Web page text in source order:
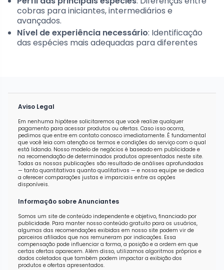
cobras para iniciantes, intermediários e
avançados.
Nível de experiência necessário: Identificação
das espécies mais adequadas para diferentes
Aviso Legal
Em nenhuma hipótese solicitaremos que você realize qualquer
pagamento para acessar produtos ou ofertas. Caso isso ocorra,
pedimos que entre em contato conosco imediatamente. É fundamental
que você leia com atenção os termos e condições do serviço com o qual
está lidando. Nosso modelo de negócios é baseado em publicidade e
na recomendação de determinados produtos apresentados neste site.
Todas as nossas publicações são resultado de análises aprofundadas
— tanto quantitativas quanto qualitativas — e nossa equipe se dedica
a oferecer comparações justas e imparciais entre as opções
disponíveis.
Informação sobre Anunciantes
Somos um site de conteúdo independente e objetivo, financiado por
publicidade. Para manter nosso conteúdo gratuito para os usuários,
algumas das recomendações exibidas em nosso site podem vir de
parceiros afiliados que nos remuneram por indicações. Essa
compensação pode influenciar a forma, a posição e a ordem em que
certas ofertas aparecem. Além disso, utilizamos algoritmos próprios e
dados coletados que também podem impactar a exibição dos
produtos e ofertas apresentados.